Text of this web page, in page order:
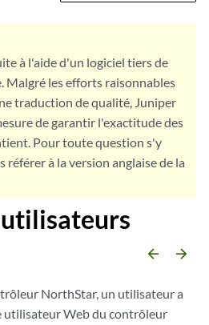
à l'aide d'un logiciel tiers de
les efforts raisonnables
traduction de qualité, Juniper
de garantir l'exactitude des
Pour toute question s'y
à la version anglaise de la
arrow_backward arrow_forward
NorthStar, un utilisateur a
utilisateur Web du contrôleur